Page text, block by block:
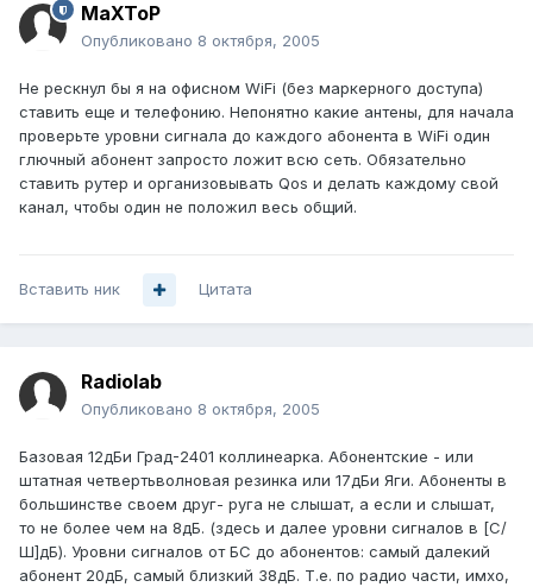
MaXToP
Опубликовано 8 октября, 2005
Не рескнул бы я на офисном WiFi (без маркерного доступа)
ставить еще и телефонию. Непонятно какие антены, для начала
проверьте уровни сигнала до каждого абонента в WiFi один
глючный абонент запросто ложит всю сеть. Обязательно
ставить рутер и организовывать Qos и делать каждому свой
канал, чтобы один не положил весь общий.
Вставить ник Цитата
Radiolab
Опубликовано 8 октября, 2005
Базовая 12дБи Град-2401 коллинеарка. Абонентские - или
штатная четвертьволновая резинка или 17дБи Яги. Абоненты в
большинстве своем друг- руга не слышат, а если и слышат,
то не более чем на 8дБ. (здесь и далее уровни сигналов в [С/
Ш]дБ). Уровни сигналов от БС до абонентов: самый далекий
абонент 20дБ, самый близкий 38дБ. Т.е. по радио части, имхо,